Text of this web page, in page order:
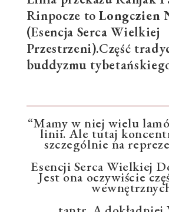
Rinpocze toLongczien
(Esencja Serca Wielkiej
Przestrzeni).Część
buddyzmu
“Mamy w niej wielu
linii. Ale tutaj
szczególnie na
Esencji Serca Wielkiej
Jest ona oczywiście